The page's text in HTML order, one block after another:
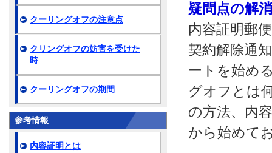
疑問点の解
内容証明郵
契約解除通
ートを始め
グオフとは
の方法、内
から始めて
クーリングオフの注意点
クリングオフの妨害を受けた
時
クーリングオフの期間
参考情報
内容証明とは